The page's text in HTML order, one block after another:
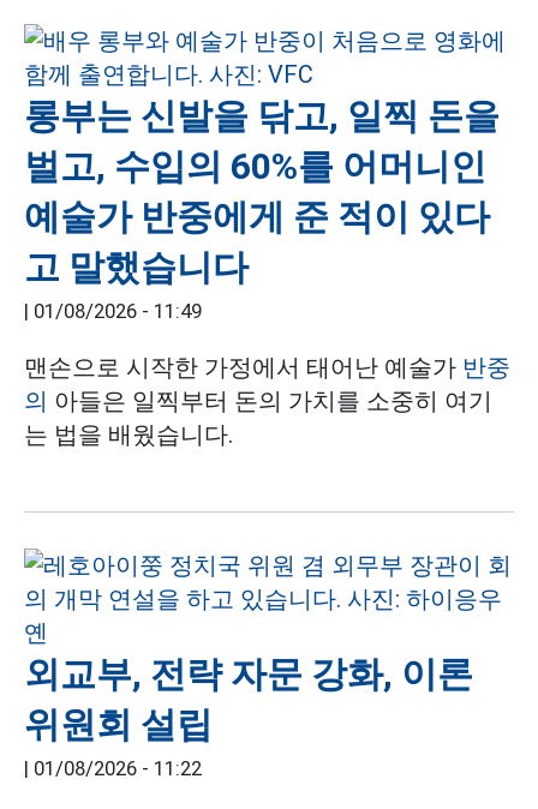
롱부는 신발을 닦고, 일찍 돈을
벌고, 수입의 60%를 어머니인
예술가 반중에게 준 적이 있다
고 말했습니다
| 01/08/2026 - 11:49
맨손으로 시작한 가정에서 태어난 예술가 반중
의 아들은 일찍부터 돈의 가치를 소중히 여기
는 법을 배웠습니다.
외교부, 전략 자문 강화, 이론
위원회 설립
| 01/08/2026 - 11:22